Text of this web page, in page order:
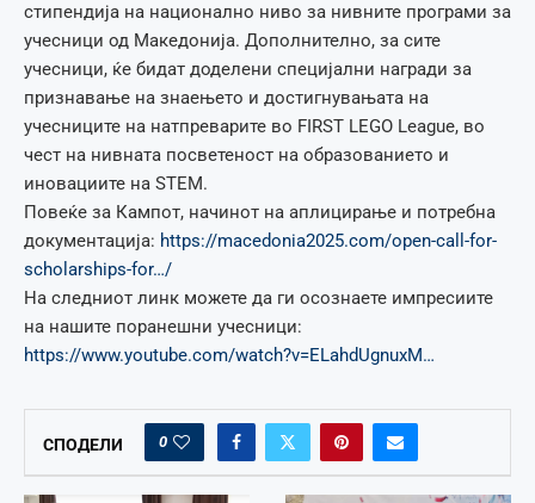
стипендија на национално ниво за нивните програми за
учесници од Македонија. Дополнително, за сите
учесници, ќе бидат доделени специјални награди за
признавање на знаењето и достигнувањата на
учесниците на натпреварите во FIRST LEGO League, во
чест на нивната посветеност на образованието и
иновациите на STEM.
Повеќе за Кампот, начинот на аплицирање и потребна
документација: https://macedonia2025.com/open-call-for-
scholarships-for…/
На следниот линк можете да ги осознаете импресиите
на нашите поранешни учесници:
https://www.youtube.com/watch?v=ELahdUgnuxM…
СПОДЕЛИ 0